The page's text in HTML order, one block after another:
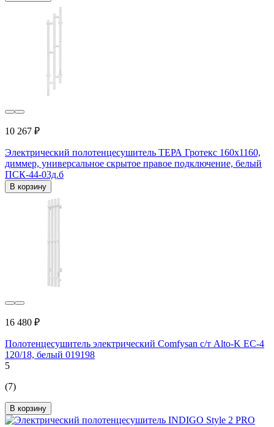
10 267 ₽
Электрический полотенцесушитель ТЕРА Гротекс 160x1160,
диммер, универсальное скрытое правое подключение, белый
ПСК-44-03д.б
В корзину
16 480 ₽
Полотенцесушитель электрический Comfysan с/т Alto-K EC-4
120/18, белый 019198
5
(7)
В корзину